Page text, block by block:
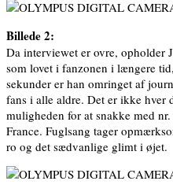
Billede 2:
Da interviewet er ovre, opholder
som lovet i fanzonen i længere
sekunder er han omringet af
fans i alle aldre. Det er ikke hver
muligheden for at snakke med
France. Fuglsang tager
ro og det sædvanlige glimt i øjet.